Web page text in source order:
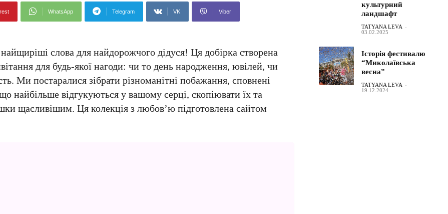
WhatsApp Telegram VK Viber
слова для найдорожчого дідуся! Ця добірка створена
для будь-якої нагоди: чи то день народження, ювілей, чи
Ми постаралися зібрати різноманітні побажання, сповнені
найбільше відгукуються у вашому серці, скопіювати їх та
щасливішим. Ця колекція з любов’ю підготовлена сайтом
культурний
ландшафт
TATYANA LEVA -
03.02.2025
Історія фестивалю
“Миколаївська
весна”
TATYANA LEVA -
19.12.2024